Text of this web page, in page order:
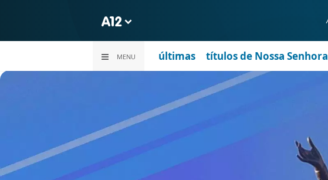
MENU últimas títulos de Nossa Senhora